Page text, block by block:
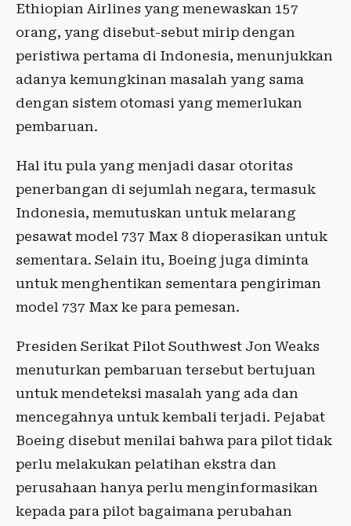
Ethiopian Airlines yang menewaskan 157
orang, yang disebut-sebut mirip dengan
peristiwa pertama di Indonesia, menunjukkan
adanya kemungkinan masalah yang sama
dengan sistem otomasi yang memerlukan
pembaruan.
Hal itu pula yang menjadi dasar otoritas
penerbangan di sejumlah negara, termasuk
Indonesia, memutuskan untuk melarang
pesawat model 737 Max 8 dioperasikan untuk
sementara. Selain itu, Boeing juga diminta
untuk menghentikan sementara pengiriman
model 737 Max ke para pemesan.
Presiden Serikat Pilot Southwest Jon Weaks
menuturkan pembaruan tersebut bertujuan
untuk mendeteksi masalah yang ada dan
mencegahnya untuk kembali terjadi. Pejabat
Boeing disebut menilai bahwa para pilot tidak
perlu melakukan pelatihan ekstra dan
perusahaan hanya perlu menginformasikan
kepada para pilot bagaimana perubahan